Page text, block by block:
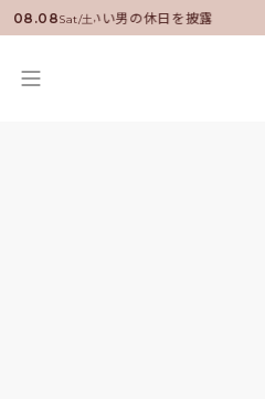
08.08Sat/土
ーに就任！いい男の休日を披露